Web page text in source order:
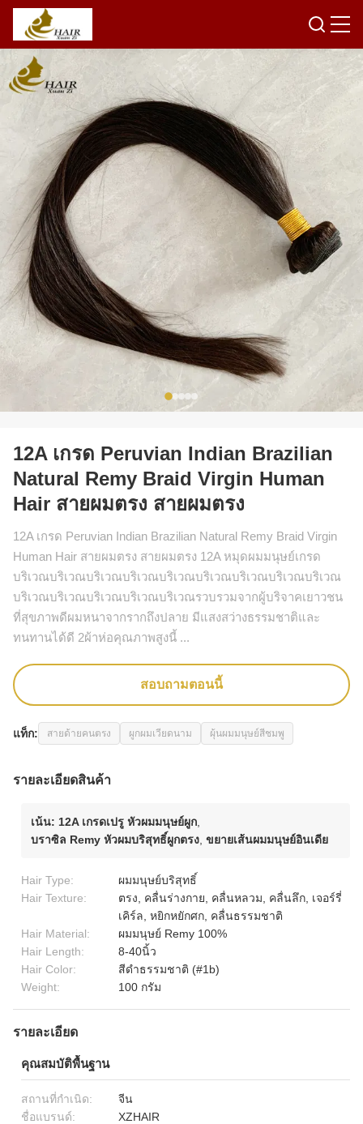
12A เกรด Peruvian Indian Brazilian
Natural Remy Braid Virgin Human
Hair สายผมตรง สายผมตรง
12A เกรด Peruvian Indian Brazilian Natural Remy Braid Virgin
Human Hair สายผมตรง สายผมตรง 12A หมุดผมมนุษย์เกรด
บริเวณบริเวณบริเวณบริเวณบริเวณบริเวณบริเวณบริเวณบริเวณ
บริเวณบริเวณบริเวณบริเวณบริเวณรวบรวมจากผู้บริจาคเยาวชน
ที่สุขภาพดีผมหนาจากรากถึงปลาย มีแสงสว่างธรรมชาติและ
ทนทานได้ดี 2ผ้าห่อคุณภาพสูงนี้ ...
สอบถามตอนนี้
แท็ก: สายด้ายคนตรง ผูกผมเวียดนาม ผุ้นผมมนุษย์สีชมพู
รายละเอียดสินค้า
เน้น: 12A เกรดเปรู หัวผมมนุษย์ผูก
บราซิล Remy หัวผมบริสุทธิ์ผูกตรง ขยายเส้นผมมนุษย์อินเดีย
Hair Type:
ผมมนุษย์บริสุทธิ์
Hair Texture:
ตรง, คลื่นร่างกาย, คลื่นหลวม, คลื่นลึก, เจอร์รี่
เคิร์ล, หยิกหยักศก, คลื่นธรรมชาติ
Hair Material:
ผมมนุษย์ Remy 100%
Hair Length:
8-40นิ้ว
Hair Color:
สีดำธรรมชาติ (#1b)
Weight:
100 กรัม
รายละเอียด
คุณสมบัติพื้นฐาน
สถานที่กำเนิด:
จีน
ชื่อแบรนด์:
XZHAIR